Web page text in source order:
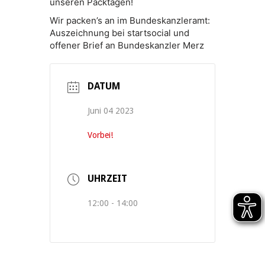
Wir packen’s an im Bundeskanzleramt:
Auszeichnung bei startsocial und
offener Brief an Bundeskanzler Merz
DATUM
Juni 04 2023
Vorbei!
UHRZEIT
12:00 - 14:00